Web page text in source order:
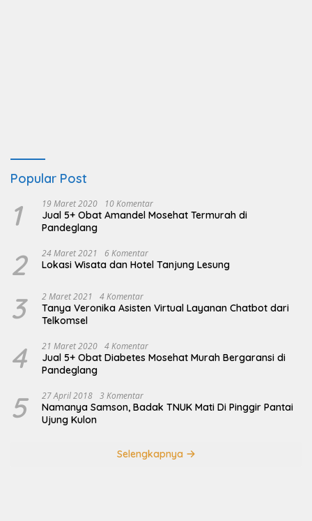
Popular Post
1 19 Maret 2020 10 Komentar
Jual 5+ Obat Amandel Mosehat Termurah di
Pandeglang
2 24 Maret 2021 6 Komentar
Lokasi Wisata dan Hotel Tanjung Lesung
3 2 Maret 2021 4 Komentar
Tanya Veronika Asisten Virtual Layanan Chatbot dari
Telkomsel
4 21 Maret 2020 4 Komentar
Jual 5+ Obat Diabetes Mosehat Murah Bergaransi di
Pandeglang
5 27 April 2018 3 Komentar
Namanya Samson, Badak TNUK Mati Di Pinggir Pantai
Ujung Kulon
Selengkapnya